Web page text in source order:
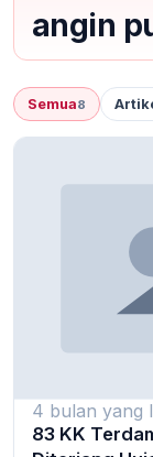
angin
Semua8
4 bulan yang
83 KK